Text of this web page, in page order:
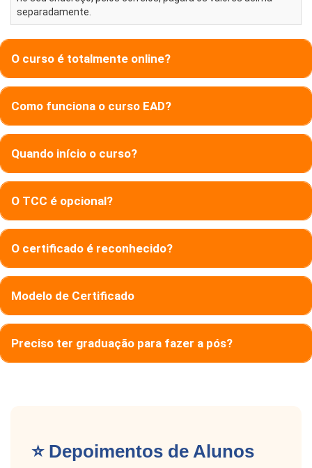
separadamente.
O curso é totalmente online?
Como funciona o curso EAD?
Quando início o curso?
O TCC é opcional?
O certificado é reconhecido?
Modelo de Certificado
Preciso ter graduação para fazer a pós?
⭐ Depoimentos de Alunos